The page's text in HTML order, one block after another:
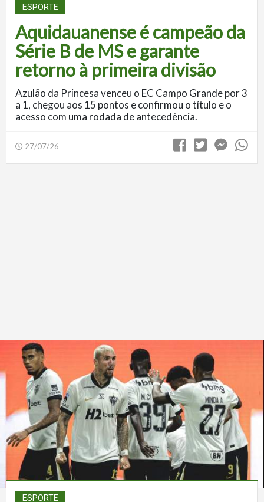
ESPORTE
Aquidauanense é campeão da
Série B de MS e garante
retorno à primeira divisão
Azulão da Princesa venceu o EC Campo Grande por 3
a 1, chegou aos 15 pontos e confirmou o título e o
acesso com uma rodada de antecedência.
27/07/26
ESPORTE